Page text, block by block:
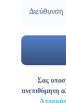
Σας
ανεπιθύμητη